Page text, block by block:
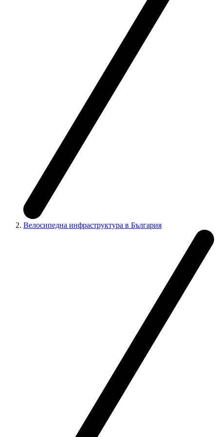
Велосипедна инфраструктура в България